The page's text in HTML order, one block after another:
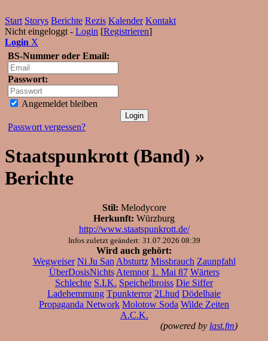
Start Storys Berichte Rezis Kalender Kontakt
Nicht eingeloggt - Login [Registrieren]
Login X
BS-Nummer oder Email:
Passwort:
Angemeldet bleiben
Passwort vergessen?
Staatspunkrott (Band) »
Berichte
Stil: Melodycore
Herkunft: Würzburg
http://www.staatspunkrott.de/
Infos zuletzt geändert: 31.07.2026 08:39
Wird auch gehört:
Wegweiser Ni Ju San Absturtz Missbrauch Zaunpfahl
ÜberDosisNichts Atemnot 1. Mai 87 Wärters
Schlechte S.I.K. Speichelbroiss Die Siffer
Ladehemmung Tpunkterror 2Lhud Dödelhaie
Propaganda Network Molotow Soda Wilde Zeiten
A.C.K.
(powered by last.fm)